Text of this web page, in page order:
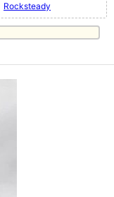
Rocksteady